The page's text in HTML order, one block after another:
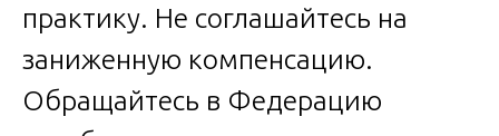
практику. Не соглашайтесь на
заниженную компенсацию.
Обращайтесь в Федерацию